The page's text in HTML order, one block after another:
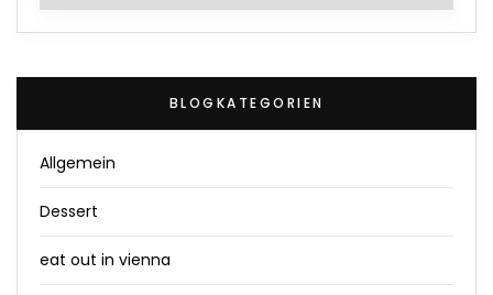
BLOGKATEGORIEN
Allgemein
Dessert
eat out in vienna